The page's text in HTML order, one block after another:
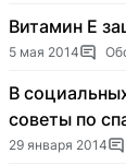
Витамин Е
5 мая 2014
В
советы по
29 января 2014